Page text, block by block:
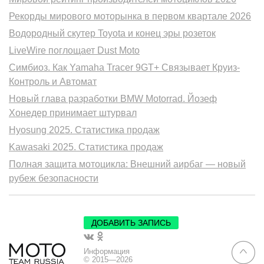
Рекорды мирового моторынка в первом квартале 2026
Водородный скутер Toyota и конец эры розеток
LiveWire поглощает Dust Moto
Симбиоз. Как Yamaha Tracer 9GT+ Связывает Круиз-
Контроль и Автомат
Новый глава разработки BMW Motorrad. Йозеф
Хонедер принимает штурвал
Hyosung 2025. Статистика продаж
Kawasaki 2025. Статистика продаж
Полная защита мотоцикла: Внешний аирбаг — новый
рубеж безопасности
ДОБАВИТЬ ЗАПИСЬ
Информация
© 2015—2026